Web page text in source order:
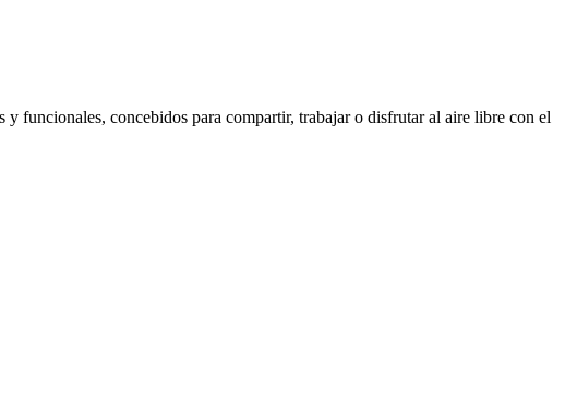
funcionales, concebidos para compartir, trabajar o disfrutar al aire libre con el